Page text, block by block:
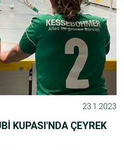
23.1.2023
KUPASI'NDA ÇEYREK